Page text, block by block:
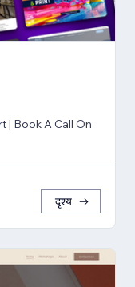
| Book A Call On
दृश्य